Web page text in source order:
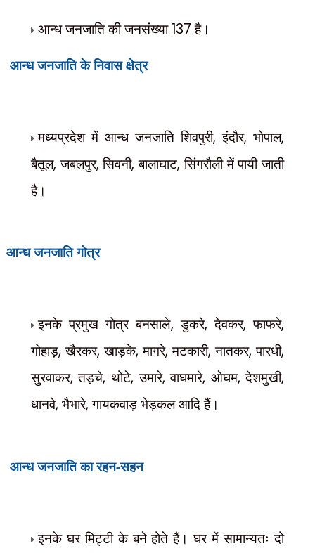
आन्ध जनजाति की जनसंख्या 137 है।
आन्ध जनजाति केनिवास क्षेत्र
मध्यप्रदेश में आन्ध जनजाति शिवपुरी,इंदौर,भोपाल,
बैतूल,जबलपुर,सिवनी,बालाघाट,सिंगरौली में पायी जाती
है।
आन्ध जनजातिगोत्र
इनके प्रमुख गोत्र बनसाले,डुकरे,देवकर,फाफरे,
गोहाड़,खैरकर,खाड़के,मागरे,मटकारी,नातकर,पारधी,
सुरवाकर,तड़चे, थोटे,उमारे,वाघमारे, ओघम,देशमुखी,
धानवे, भैभारे,गायकवाड़ भेड़कल आदि हैं।
आन्ध जनजाति कारहन-सहन
इनके घर मिट्टी के बने होते हैं। घर में सामान्यतः दो